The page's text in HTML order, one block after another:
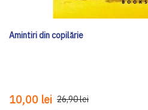
Amintiri din copilărie
10,00 lei 26,90 lei